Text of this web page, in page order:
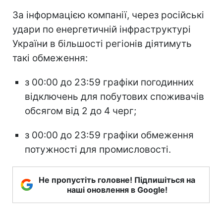
За інформацією компанії, через російські
удари по енергетичній інфраструктурі
України в більшості регіонів діятимуть
такі обмеження:
з 00:00 до 23:59 графіки погодинних
відключень для побутових споживачів
обсягом від 2 до 4 черг;
з 00:00 до 23:59 графіки обмеження
потужності для промисловості.
Не пропустіть головне! Підпишіться на
наші оновлення в Google!